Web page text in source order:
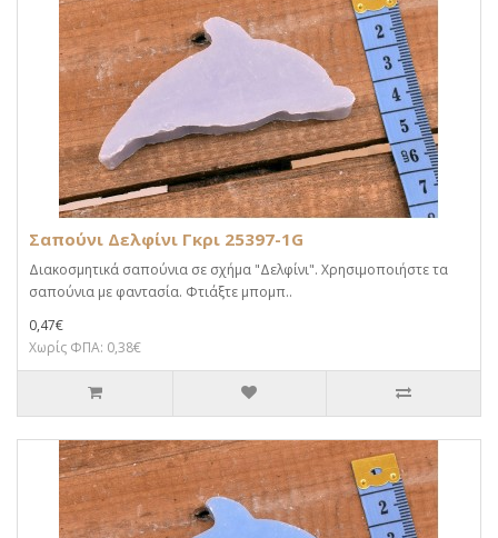
Σαπούνι Δελφίνι Γκρι 25397-1G
Διακοσμητικά σαπούνια σε σχήμα "Δελφίνι". Χρησιμοποιήστε τα
σαπούνια με φαντασία. Φτιάξτε μπομπ..
0,47€
Χωρίς ΦΠΑ: 0,38€